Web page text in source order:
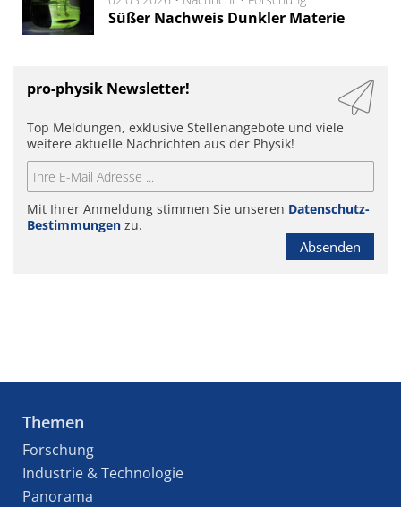
Süßer Nachweis Dunkler Materie
pro-physik Newsletter!
Top Meldungen, exklusive Stellenangebote und viele
weitere aktuelle Nachrichten aus der Physik!
Mit Ihrer Anmeldung stimmen Sie unseren Datenschutz-
Bestimmungen zu.
Absenden
Themen
Forschung
Industrie & Technologie
Panorama